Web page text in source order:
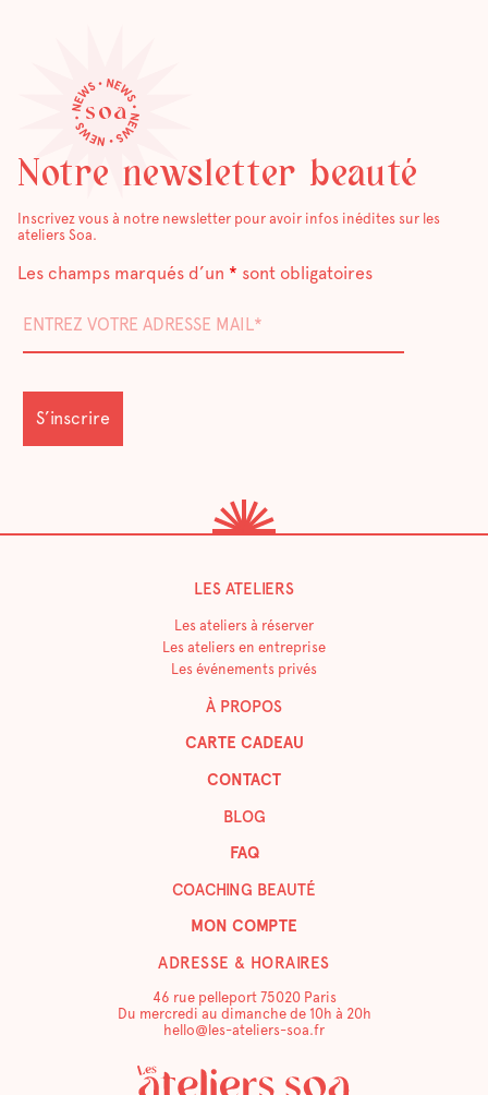
Notre newsletter beauté
Inscrivez vous à notre newsletter pour avoir infos inédites sur les
ateliers Soa.
Les champs marqués d’un * sont obligatoires
LES ATELIERS
Les ateliers à réserver
Les ateliers en entreprise
Les événements privés
À PROPOS
CARTE CADEAU
CONTACT
BLOG
FAQ
COACHING BEAUTÉ
MON COMPTE
ADRESSE & HORAIRES
46 rue pelleport 75020 Paris
Du mercredi au dimanche de 10h à 20h
hello@les-ateliers-soa.fr